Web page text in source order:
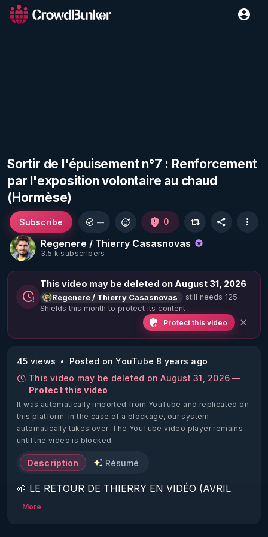
Sortir de l'épuisement n°7 : Renforcement
par l'exposition volontaire au chaud
(Hormèse)
Regenere / Thierry Casasnovas
3.5 k subscribers
Subscribe — 0
This video may be deleted on August 31, 2026
Regenere / Thierry Casasnovas
still needs 125
Shields this month to protect its content
Protect this video
45 views
Posted on YouTube 8 years ago
This video may be deleted on August 31, 2026 —
Protect this video
It was automatically imported from YouTube and replicated on
this platform. In the case of a blockage, our system
automatically takes over. The YouTube video player remains
until the video is blocked.
Description Résumé
🌱 LE RETOUR DE THIERRY EN VIDÉO (AVRIL
2022)!
More